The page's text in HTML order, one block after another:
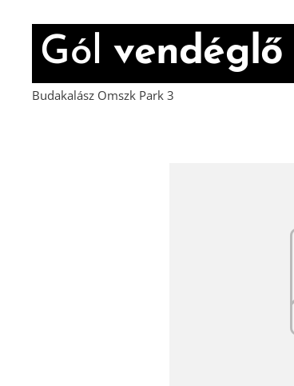
Gólvendéglő
Budakalász Omszk Park 3